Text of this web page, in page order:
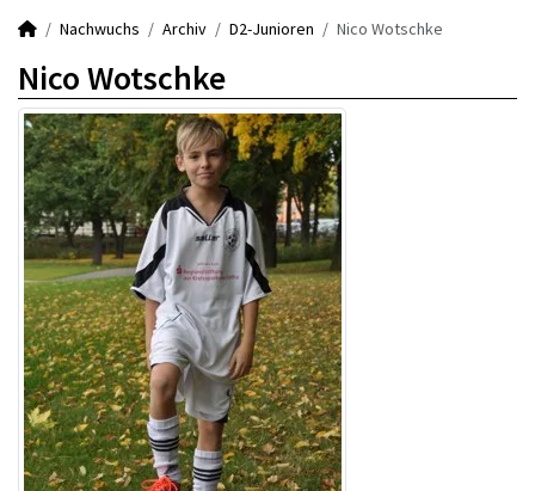
Nachwuchs Archiv D2-Junioren Nico Wotschke
Nico Wotschke